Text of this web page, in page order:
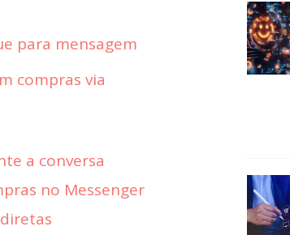
para mensagem
compras via
a conversa
no Messenger